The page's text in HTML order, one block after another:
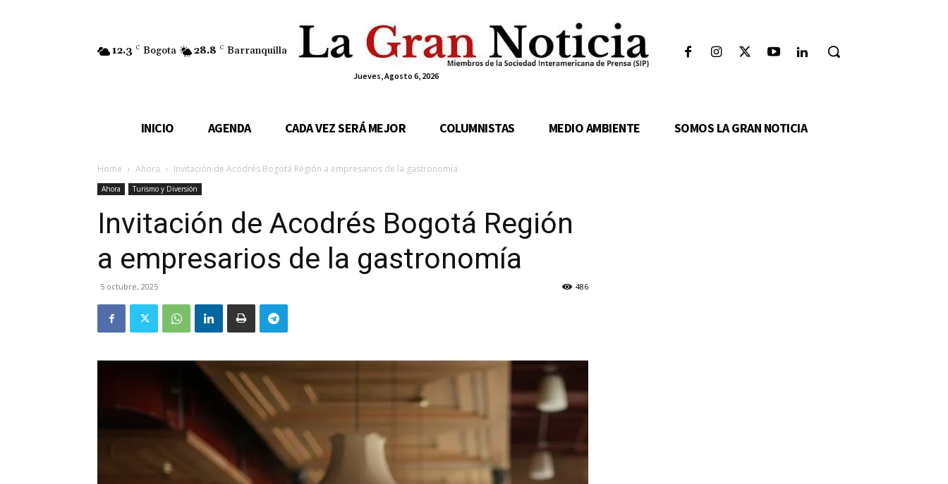
12.3 C Bogota 28.8 C Barranquilla
Jueves, Agosto 6, 2026
INICIO AGENDA CADA VEZ SERÁ MEJOR COLUMNISTAS MEDIO AMBIENTE SOMOS LA GRAN NOTICIA
Home Ahora Invitación de Acodrés Bogotá Región a empresarios de la gastronomía
Ahora Turismo y Diversión
Invitación de Acodrés Bogotá Región
a empresarios de la gastronomía
5 octubre, 2025 486